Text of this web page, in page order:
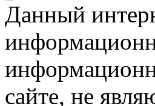
Данный
сайте, не